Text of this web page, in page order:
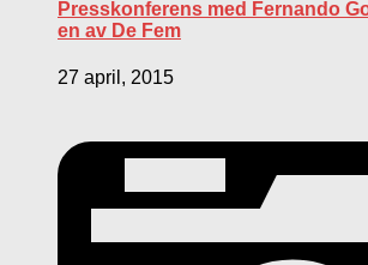
Presskonferens med Fernando
en av De Fem
27 april, 2015